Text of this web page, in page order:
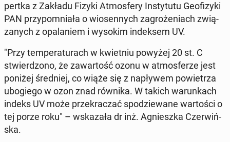
pert­ka z Zakładu Fizyki At­mos­fe­ry In­sty­tu­tu Geo­fi­zy­ki
PAN przy­po­mnia­ła o wio­sen­nych za­gro­że­niach zwią­
za­nych z opa­la­niem i wysokim in­dek­sem UV.
"Przy tem­pe­ra­tu­rach w kwiet­niu powyżej 20 st. C
stwier­dzo­no, że za­war­tość ozonu w at­mos­fe­rze jest
poniżej śred­niej, co wiąże się z na­pły­wem po­wie­trza
ubo­gie­go w ozon znad równika. W takich wa­run­kach
indeks UV może prze­kra­czać spo­dzie­wa­ne war­to­ści o
tej porze roku" – wska­za­ła dr inż. Agniesz­ka Czer­wiń­
ska.